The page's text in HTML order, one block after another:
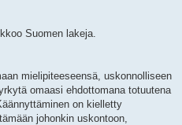
Suomen lakeja.
mielipiteeseensä, uskonnolliseen
omaasi ehdottomana totuutena
on kielletty
johonkin uskontoon,